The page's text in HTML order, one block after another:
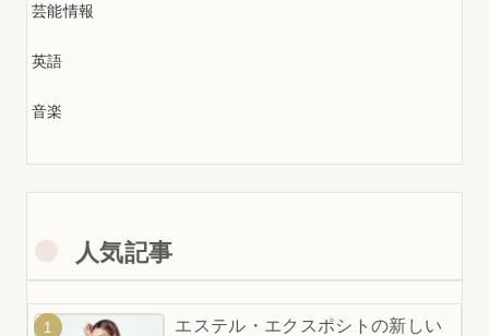
芸能情報
英語
音楽
人気記事
エステル・エクスポシトの新しい